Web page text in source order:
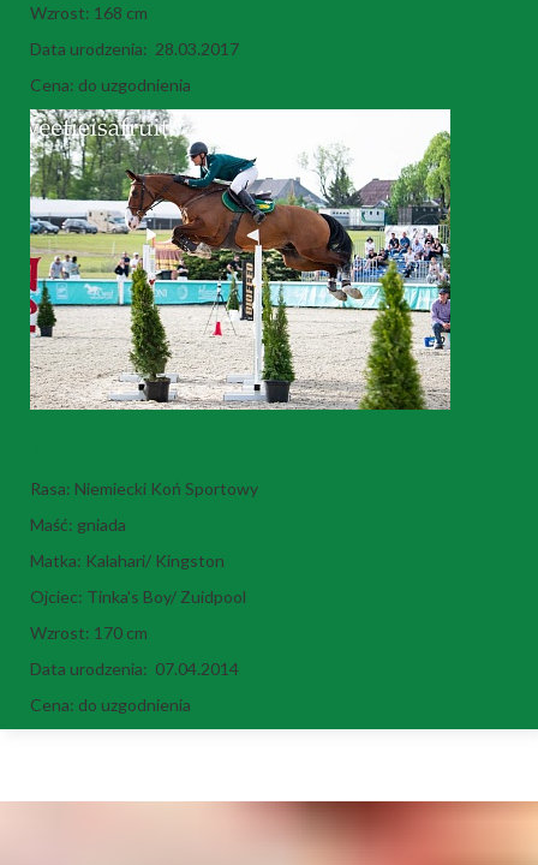
Wzrost: 168 cm
Data urodzenia: 28.03.2017
Cena: do uzgodnienia
Rasa: Niemiecki Koń Sportowy
Maść: gniada
Matka: Kalahari/ Kingston
Ojciec: Tinka's Boy/ Zuidpool
Wzrost: 170 cm
Data urodzenia: 07.04.2014
Cena: do uzgodnienia